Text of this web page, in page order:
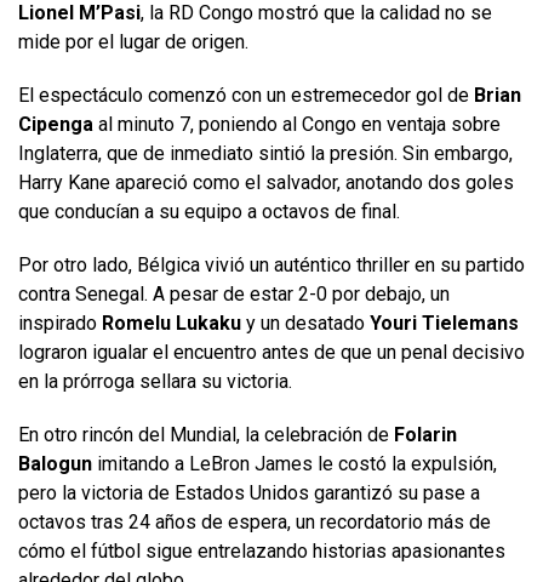
Lionel M’Pasi, la RD Congo mostró que la calidad no se
mide por el lugar de origen.
El espectáculo comenzó con un estremecedor gol de Brian
Cipenga al minuto 7, poniendo al Congo en ventaja sobre
Inglaterra, que de inmediato sintió la presión. Sin embargo,
Harry Kane apareció como el salvador, anotando dos goles
que conducían a su equipo a octavos de final.
Por otro lado, Bélgica vivió un auténtico thriller en su partido
contra Senegal. A pesar de estar 2-0 por debajo, un
inspirado Romelu Lukaku y un desatado Youri Tielemans
lograron igualar el encuentro antes de que un penal decisivo
en la prórroga sellara su victoria.
En otro rincón del Mundial, la celebración de Folarin
Balogun imitando a LeBron James le costó la expulsión,
pero la victoria de Estados Unidos garantizó su pase a
octavos tras 24 años de espera, un recordatorio más de
cómo el fútbol sigue entrelazando historias apasionantes